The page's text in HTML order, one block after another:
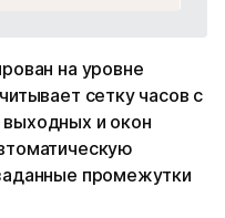
на уровне
сетку часов с
и окон
промежутки